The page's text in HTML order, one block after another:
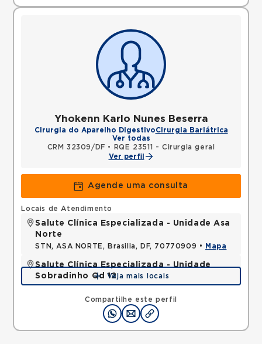
Yhokenn Karlo Nunes Beserra
Cirurgia do Aparelho DigestivoCirurgia Bariátrica
Ver todas
CRM 32309/DF •
RQE 23511 - Cirurgia geral
Ver perfil
Agende uma consulta
Compartilhe este perfil
Locais de Atendimento
Salute Clínica Especializada - Unidade Asa
Norte
STN, ASA NORTE, Brasilia, DF, 70770909 • Mapa
Salute Clínica Especializada - Unidade
Sobradinho Qd 12
QUADRA, SOBRADINHO, Brasilia, DF, 73010120 •
Veja mais locais